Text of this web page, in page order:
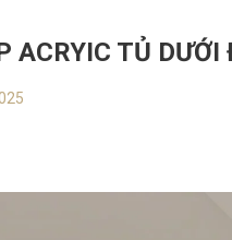
ACRYIC TỦ DƯỚI